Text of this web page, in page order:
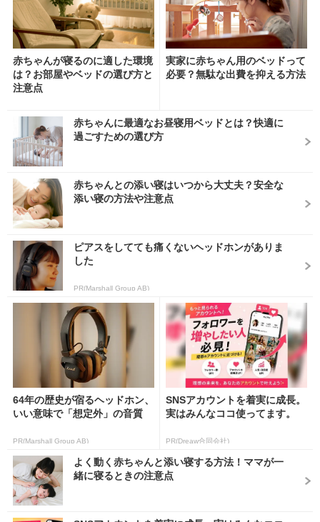
赤ちゃんが寝るのに適した環境
は？お部屋やベッドの選び方と
注意点
実家に赤ちゃん用のベッドって
必要？無駄な出費を抑える方法
赤ちゃんに最適なお昼寝用ベッドとは？快適に
過ごすための選び方
赤ちゃんとの添い寝はいつから大丈夫？安全な
添い寝の方法や注意点
ピアスをしてても痛くないヘッドホンがありま
した
PR(Marshall Group AB)
64年の歴史が宿るヘッドホン、
いい意味で「想定外」の音質
PR(Marshall Group AB)
SNSアカウントを着実に成長。
実はみんなココ使ってます。
PR(Dreaw合同会社)
よく動く赤ちゃんと添い寝する方法！ママが一
緒に寝るときの注意点